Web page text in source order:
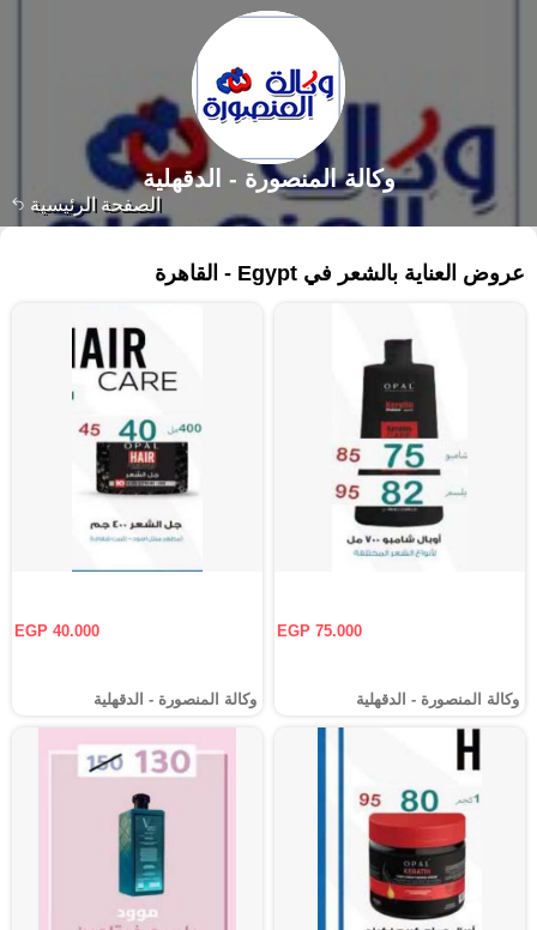
الصفحة الرئيسية
وكالة المنصورة - الدقهلية‎
عروض العناية بالشعر في Egypt - القاهرة
EGP 75.000
وكالة المنصورة - الدقهلية‎
EGP 40.000
وكالة المنصورة - الدقهلية‎